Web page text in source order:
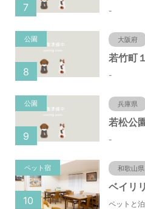
-
7
公園 大阪府
-
8
公園 兵庫県
-
9
ペット宿 和歌山県
10